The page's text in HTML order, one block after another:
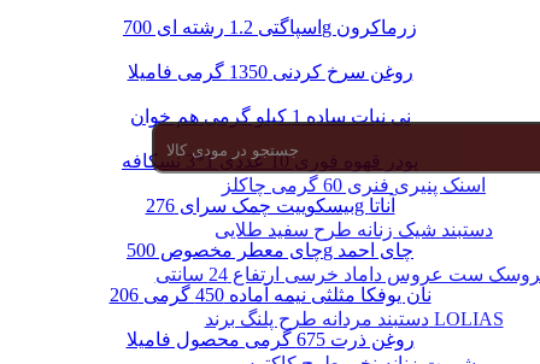
اسنک پنیری فنری 60 گرمی چاکلز
دستبند شیک زنانه طرح سفید طلایی
ست عروس داماد خرسی ارتفاع 24 سانتی
دستبند مردانه طرح پلنگ برند LOLIAS
اسپاگتی 1.2 رشته ای 700g زرماکرون
روغن سرخ کردنی 1350 گرمی فامیلا
نی نبات ساده 1 کیلو گرمی هم خوان
پودر قهوه فوری 10 عددی 1*3 نسکافه
بیسکوییت چمک سرای 276g آناتا
چای معطر مخصوص 500g چای احمد
نان یوفکا مثلثی نیمه آماده 450 گرمی 206
روغن ذرت 675 گرمی محصول فامیلا